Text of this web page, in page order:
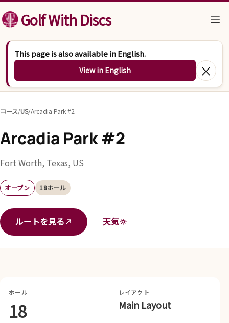
コンテンツへスキップ
Golf With Discs
This page is also available in English.
View in English ×
コース/US/Arcadia Park #2
Arcadia Park #2
Fort Worth, Texas, US
オープン 18ホール
ルートを見る 天気
ホール
18
レイアウト
Main Layout